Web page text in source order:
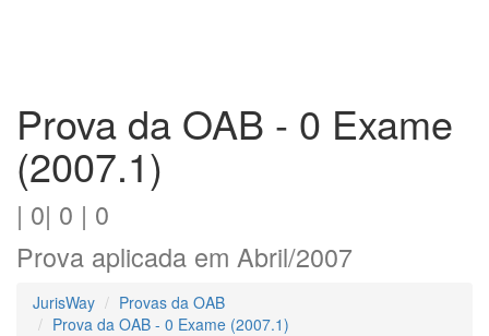
Prova da OAB - 0 Exame
(2007.1)
| 0| 0 | 0
Prova aplicada em Abril/2007
JurisWay
Provas da OAB
Prova da OAB - 0 Exame (2007.1)